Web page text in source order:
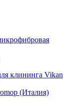
клининга Vikan
(Италия)